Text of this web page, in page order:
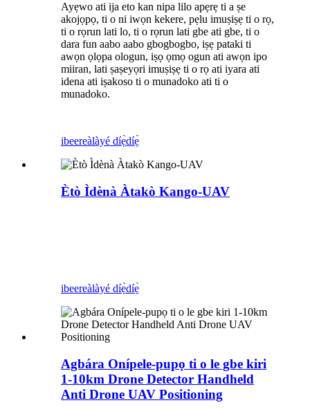
Ayẹwo ati ija eto kan nipa lilo apẹrẹ ti a ṣe
akojọpọ, ti o ni iwọn kekere, pẹlu imuṣiṣẹ ti o rọ,
ti o rọrun lati lo, ti o rọrun lati gbe ati gbe, ti o
dara fun aabo aabo gbogbogbo, iṣẹ pataki ti
awọn ọlọpa ologun, iṣọ ọmọ ogun ati awọn ipo
miiran, lati ṣaṣeyọri imuṣiṣẹ ti o rọ ati iyara ati
idena ati iṣakoso ti o munadoko ati ti o
munadoko.
ibeereàlàyé díẹ̀díẹ̀
Ètò Ìdènà Àtakò Kango-UAV
ibeereàlàyé díẹ̀díẹ̀
Agbára Onípele-pupọ ti o le gbe kiri
1-10km Drone Detector Handheld
Anti Drone UAV Positioning